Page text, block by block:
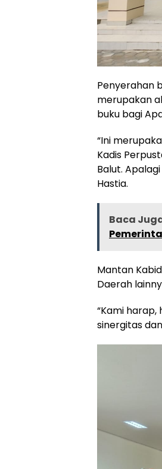
Penyerahan
merupakan
buku bagi
“Ini
Kadis
Balut.
Hastia.
Baca
Mantan
Daerah
“Kami
sinergitas